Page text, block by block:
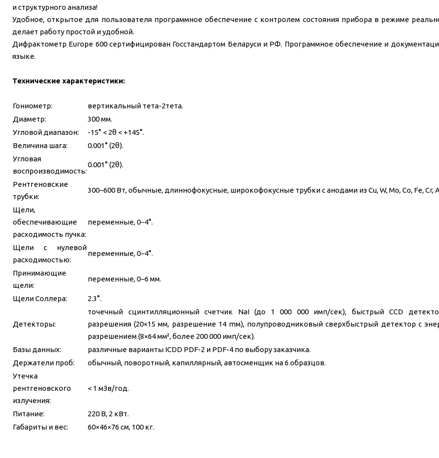
и структурного анализа!
Удобное, открытое для пользователя программное обеспечение с контролем состояния прибора в режиме
делает работу простой и удобной.
Дифрактометр Europe 600 сертифицирован Госстандартом Беларуси и РФ. Программное обеспечение и
языке.
Технические характеристики:
Гониометр:
вертикальный тета-2тета.
Диаметр:
300 мм.
Угловой диапазон:
-15° < 2θ < +145°.
Величина шага:
0.001° (2θ).
Угловая
воспроизводимость:
0.001° (2θ).
Рентгеновские
трубки:
300−600 Вт, обычные, длиннофокусные, широкофокусные трубки с анодами из Cu, W, Mo, Co, Fe, Cr,
Щели,
обеспечивающие
расходимость пучка:
переменные, 0−4°.
Щели с нулевой
расходимостью:
переменные, 0−4°.
Принимающие
щели:
переменные, 0−6 мм.
Щели Соллера: 2.3°.
Детекторы:
точечный сцинтилляционный счетчик NaI (до 1 000 000 имп/сек), быстрый CCD
разрешения (20×15 мм, разрешение 14 mм), полупроводниковый сверхбыстрый детектор с
разрешением (8×64 мм², более 200 000 имп/сек).
Базы данных:
различные варианты ICDD PDF-2 и PDF-4 по выбору заказчика.
Держатели проб:
обычный, поворотный, капиллярный, автосменщик на 6 образцов.
Утечка
рентгеновского
излучения:
< 1 мЗв/год.
Питание:
220 В, 2 кВт.
Габариты и вес:
60×46×76 см, 100 кг.